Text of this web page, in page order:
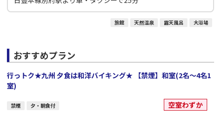
旅館 天然温泉 露天風呂 大浴場
おすすめプラン
行っトク★九州 夕食は和洋バイキング★ 【禁煙】和室(2名～4名1
室)
禁煙 夕・朝食付 空室わずか